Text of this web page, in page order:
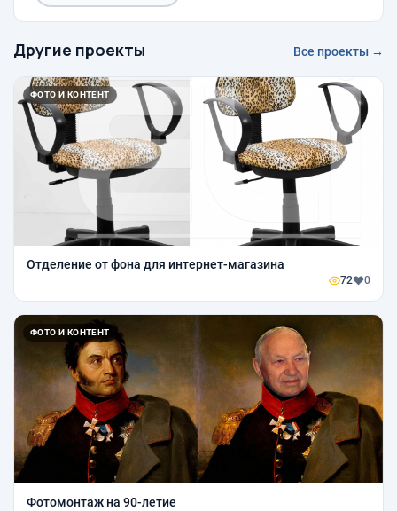
Другие проекты Все проекты →
ФОТО И КОНТЕНТ
Отделение от фона для интернет-магазина
72 0
ФОТО И КОНТЕНТ
Фотомонтаж на 90-летие